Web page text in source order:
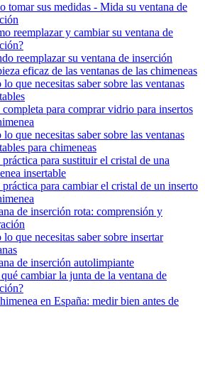
tomar sus medidas - Mida su ventana de
reemplazar y cambiar su ventana de
reemplazar su ventana de inserción
eficaz de las ventanas de las chimeneas
lo que necesitas saber sobre las ventanas
para comprar vidrio para insertos
lo que necesitas saber sobre las ventanas
para chimeneas
para sustituir el cristal de una
insertable
para cambiar el cristal de un inserto
de inserción rota: comprensión y
lo que necesitas saber sobre insertar
de inserción autolimpiante
cambiar la junta de la ventana de
en España: medir bien antes de